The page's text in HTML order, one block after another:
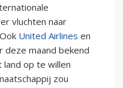
vluchten naar
United Airlines en
deze maand bekend
land op te willen
zou